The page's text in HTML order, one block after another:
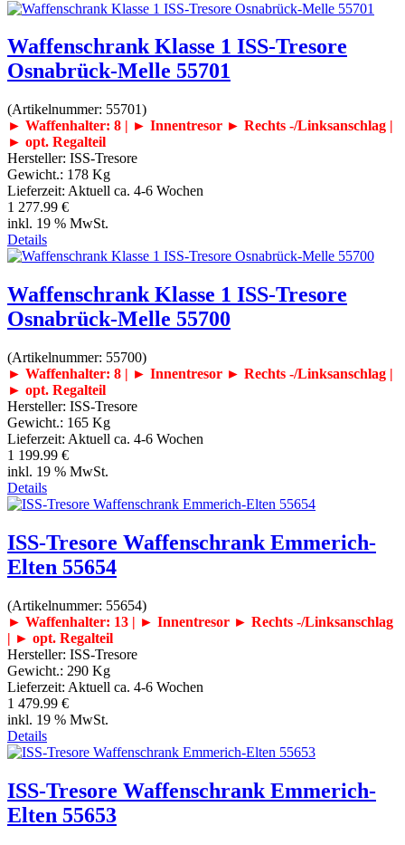
Waffenschrank Klasse 1 ISS-Tresore
Osnabrück-Melle 55701
(Artikelnummer: 55701)
► Waffenhalter: 8 | ► Innentresor ► Rechts -/Linksanschlag |
► opt. Regalteil
Hersteller: ISS-Tresore
Gewicht.: 178 Kg
Lieferzeit: Aktuell ca. 4-6 Wochen
1 277.99 €
inkl. 19 % MwSt.
Details
Waffenschrank Klasse 1 ISS-Tresore
Osnabrück-Melle 55700
(Artikelnummer: 55700)
► Waffenhalter: 8 | ► Innentresor ► Rechts -/Linksanschlag |
► opt. Regalteil
Hersteller: ISS-Tresore
Gewicht.: 165 Kg
Lieferzeit: Aktuell ca. 4-6 Wochen
1 199.99 €
inkl. 19 % MwSt.
Details
ISS-Tresore Waffenschrank Emmerich-
Elten 55654
(Artikelnummer: 55654)
► Waffenhalter: 13 | ► Innentresor ► Rechts -/Linksanschlag
| ► opt. Regalteil
Hersteller: ISS-Tresore
Gewicht.: 290 Kg
Lieferzeit: Aktuell ca. 4-6 Wochen
1 479.99 €
inkl. 19 % MwSt.
Details
ISS-Tresore Waffenschrank Emmerich-
Elten 55653